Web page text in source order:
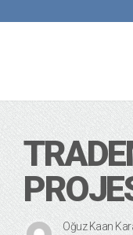
Oğuz Kaan